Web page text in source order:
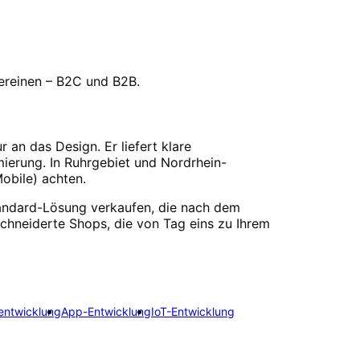
– B2C und B2B.
an das Design. Er liefert klare
In Ruhrgebiet und Nordrhein-
achten.
Lösung verkaufen, die nach dem
Shops, die von Tag eins zu Ihrem
App-EntwicklungIoT-Entwicklung